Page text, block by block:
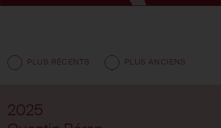
PLUS RÉCENTS PLUS ANCIENS
2025